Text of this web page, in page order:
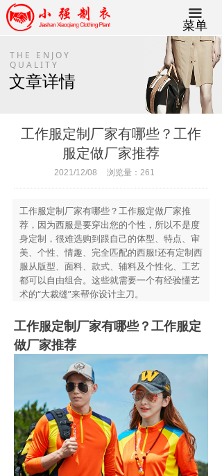
끀
菜单
2021/12/08
THE ENJOY
QUALITY
文章详情
工作服定制厂家有哪些？工作
服定做厂家推荐
浏览量： 261
工作服定制厂家有哪些？工作服定做厂家推
荐，因为西服是要穿出您的个性，所以不是度
身定制，很难选购到跟自己的体型、特点、审
美、个性、情趣、完全匹配的西服!还有定制西
服从版型、面料、款式、辅料及个性化、工艺
都可以自由组合。这些就需要一个有经验懂艺
术的“大裁缝”来帮你设计主刀。
工作服定制厂家有哪些？工作服定
做厂家推荐